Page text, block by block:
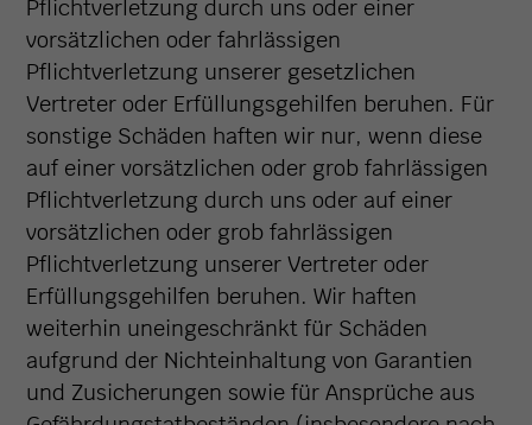
Pflichtverletzung durch uns oder einer
vorsätzlichen oder fahrlässigen
Pflichtverletzung unserer gesetzlichen
Vertreter oder Erfüllungsgehilfen beruhen. Für
sonstige Schäden haften wir nur, wenn diese
auf einer vorsätzlichen oder grob fahrlässigen
Pflichtverletzung durch uns oder auf einer
vorsätzlichen oder grob fahrlässigen
Pflichtverletzung unserer Vertreter oder
Erfüllungsgehilfen beruhen. Wir haften
weiterhin uneingeschränkt für Schäden
aufgrund der Nichteinhaltung von Garantien
und Zusicherungen sowie für Ansprüche aus